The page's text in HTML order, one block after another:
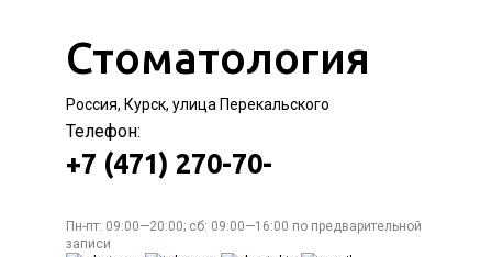
Стоматология
Россия, Курск, улица Перекальского
Телефон:
+7 (471) 270-70-
Пн-пт: 09:00—20:00; сб: 09:00—16:00 по предварительной
записи